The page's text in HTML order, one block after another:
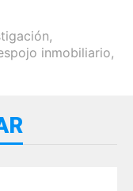
,
inmobiliario,